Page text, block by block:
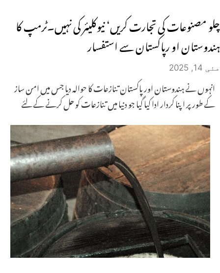
چلو مصنوعات کی تجارت کریں‘ نیوکلیئر کی نہیں۔ٹرمپ کا
ہندوستان او رپاکستان سے استفسار
مئی 14, 2025
انہوں نے ہندوستان اور پاکستان تنازعات کا حوالہ دیا جس میں امن ساز
کے طور پر اپنا کردار ادا کیا گیا جو دنیا میں تنازعات کو حل کرنے کے لئے